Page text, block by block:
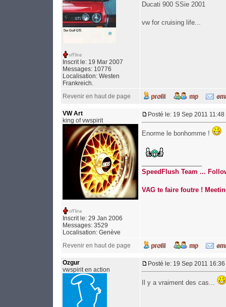
Inscrit le: 19 Mar 2007
Messages: 10776
Localisation: Westen
Frankreich.
Ducati 900 SSie 2001
vw for cruising life...
Revenir en haut de page
VW Art
king of vwspirit
Inscrit le: 29 Jan 2006
Messages: 3529
Localisation: Genève
Posté le: 19 Sep 2011 11:48
Enorme le bonhomme !
SpeedFlush Team ...
VAG te faire foutre !
Revenir en haut de page
Ozgur
vwspirit en action
Posté le: 19 Sep 2011 16:36
Il y a vraiment des cas...